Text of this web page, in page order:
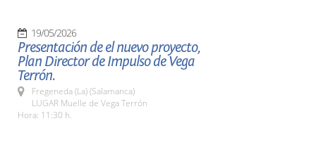
19/05/2026
Presentación de el nuevo proyecto,
Plan Director de Impulso de Vega
Terrón.
Fregeneda (La) (Salamanca)
LUGAR Muelle de Vega Terrón
Hora: 11:30 h.